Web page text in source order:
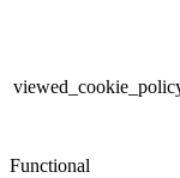
Functional